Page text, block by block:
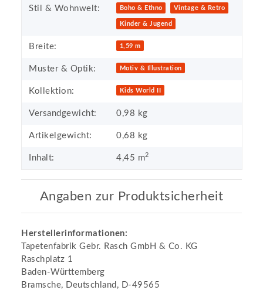
Stil & Wohnwelt: Boho & Ethno Vintage & Retro
Kinder & Jugend
Breite: 1,59 m
Muster & Optik: Motiv & Illustration
Kollektion: Kids World II
Versandgewicht: 0,98 kg
Artikelgewicht: 0,68 kg
Inhalt: 4,45 m2
Angaben zur Produktsicherheit
Herstellerinformationen:
Tapetenfabrik Gebr. Rasch GmbH & Co. KG
Raschplatz 1
Baden-Württemberg
Bramsche, Deutschland, D-49565